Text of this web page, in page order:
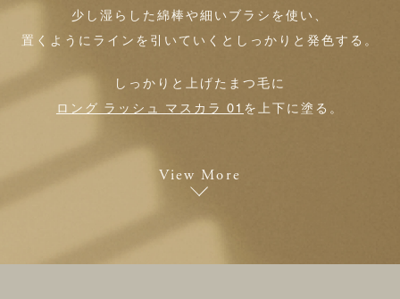
少し湿らした綿棒や細いブラシを使い、
置くようにラインを引いていくとしっかりと発色する。
しっかりと上げたまつ毛に
ロング ラッシュ マスカラ 01 を上下に塗る。
View More